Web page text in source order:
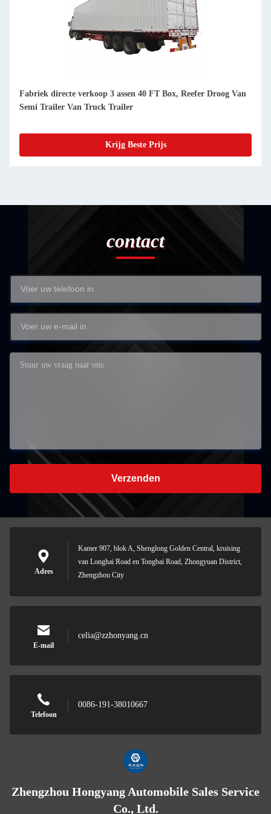
Fabriek directe verkoop 3 assen 40 FT Box, Reefer Droog Van
Semi Trailer Van Truck Trailer
Krijg Beste Prijs
contact
Verzenden
Adres
Kamer 907, blok A, Shenglong Golden Central, kruising
van Longhai Road en Tongbai Road, Zhongyuan District,
Zhengzhou City
E-mail
celia@zzhonyang.cn
Telefoon
0086-191-38010667
Zhengzhou Hongyang Automobile Sales Service
Co., Ltd.